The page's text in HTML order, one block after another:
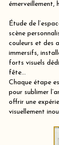
émerveillement,
Étude de
scène
couleurs et des
immersifs,
forts visuels
fête…
Chaque étape
pour sublimer
offrir une
visuellement